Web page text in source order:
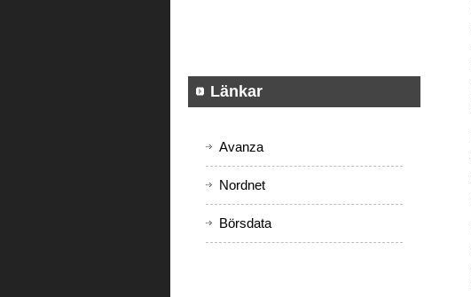
Länkar
Avanza
Nordnet
Börsdata